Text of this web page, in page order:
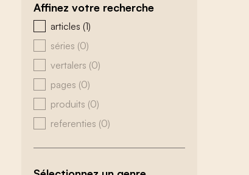
Affinez votre recherche
zoeken - type
articles (1)
séries (0)
vertalers (0)
pages (0)
produits (0)
referenties (0)